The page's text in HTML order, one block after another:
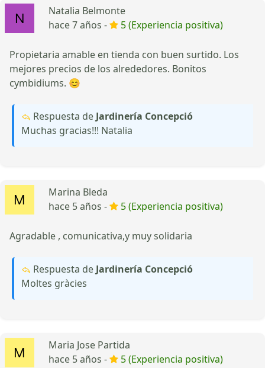
Natalia Belmonte
hace 7 años -
5 (Experiencia positiva)
Propietaria amable en tienda con buen surtido. Los
mejores precios de los alrededores. Bonitos
cymbidiums. 😊
Respuesta de Jardinería Concepció
Muchas gracias!!! Natalia
Marina Bleda
hace 5 años -
5 (Experiencia positiva)
Agradable , comunicativa,y muy solidaria
Respuesta de Jardinería Concepció
Moltes gràcies
Maria Jose Partida
hace 5 años -
5 (Experiencia positiva)